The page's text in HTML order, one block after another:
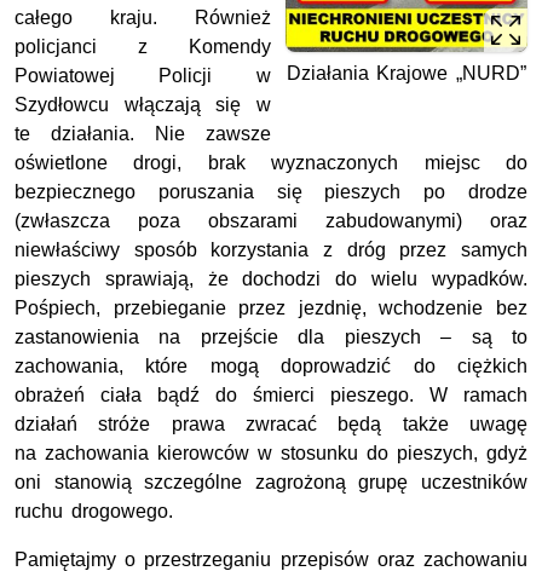
Działania Krajowe „NURD”
całego kraju. Również
policjanci z Komendy
Powiatowej Policji w
Szydłowcu włączają się w
te działania. Nie zawsze
oświetlone drogi, brak wyznaczonych miejsc do
bezpiecznego poruszania się pieszych po drodze
(zwłaszcza poza obszarami zabudowanymi) oraz
niewłaściwy sposób korzystania z dróg przez samych
pieszych sprawiają, że dochodzi do wielu wypadków.
Pośpiech, przebieganie przez jezdnię, wchodzenie bez
zastanowienia na przejście dla pieszych – są to
zachowania, które mogą doprowadzić do ciężkich
obrażeń ciała bądź do śmierci pieszego. W ramach
działań stróże prawa zwracać będą także uwagę
na zachowania kierowców w stosunku do pieszych, gdyż
oni stanowią szczególne zagrożoną grupę uczestników
ruchu drogowego.
Pamiętajmy o przestrzeganiu przepisów oraz zachowaniu